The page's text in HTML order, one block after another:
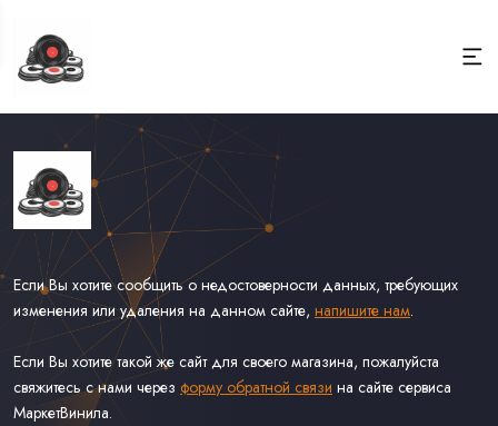
Если Вы хотите сообщить о недостоверности данных, требующих
изменения или удаления на данном сайте, напишите нам.
Если Вы хотите такой же сайт для своего магазина, пожалуйста
свяжитесь с нами через форму обратной связи на сайте сервиса
МаркетВинила.